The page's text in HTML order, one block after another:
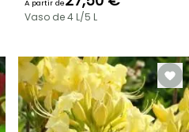
A partir de
Vaso de 4 L/5 L